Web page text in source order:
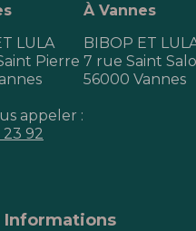
LULA
Pierre
appeler :
23 92
À Vannes
BIBOP ET
7 rue Saint
56000 Vannes
Informations